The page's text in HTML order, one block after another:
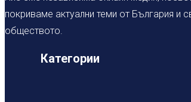
покриваме актуални теми от България и
обществото.
Категории